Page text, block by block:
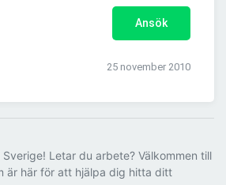
Ansök
25 november 2010
Letar du arbete? Välkommen till
är här för att hjälpa dig hitta ditt